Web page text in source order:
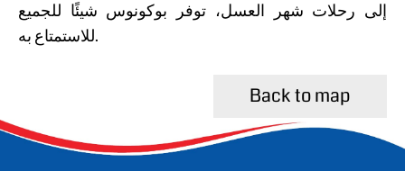
إلى رحلات شهر العسل، توفر بوكونوس شيئًا للجميع
للاستمتاع به.
Back to map